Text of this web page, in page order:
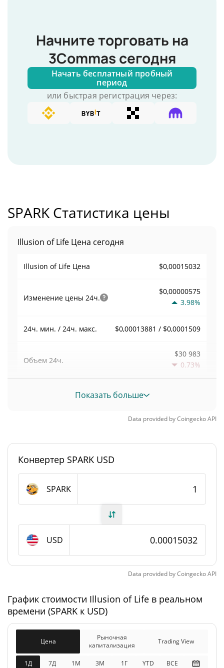
Начните торговать на
3Commas сегодня
Начать бесплатный пробный
период
или быстрая регистрация через:
SPARK Статистика цены
Illusion of Life Цена сегодня
Illusion of Life Цена $0,00015032
Изменение цены 24ч.
$0,00000575
3.98%
24ч. мин. / 24ч. макс. $0,00013881 / $0,0001509
Объем 24ч.
$30 983
0.73%
Объем / Рыночная
Illusion of Life Предложение
В обращении 999 573 976,409 SPARK
Общее предложение 999 573 976,409 SPARK
Максимальное
предложение
1 000 000 000 SPARK
Рыночная
капитализация
3.98%
Разбавленная рыночная
капитализация
6.98%
Показать больше
Data provided byCoingeckoAPI
Конвертер SPARK USD
SPARK
USD
Data provided byCoingeckoAPI
График стоимости Illusion of Life в реальном
времени (SPARK к USD)
Цена
Рыночная
капитализация
Trading View
1Д 7Д 1М 3M 1Г YTD ВСЕ